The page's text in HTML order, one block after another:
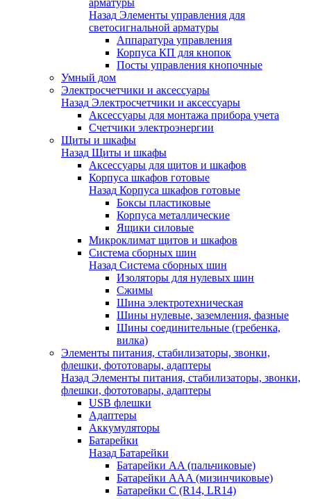
арматуры
Назад Элементы управления для
светосигнальной арматуры
Аппаратура управления
Корпуса КП для кнопок
Посты управления кнопочные
Умный дом
Электросчетчики и аксессуары
Назад Электросчетчики и аксессуары
Аксессуары для монтажа прибора учета
Счетчики электроэнергии
Щиты и шкафы
Назад Щиты и шкафы
Аксессуары для щитов и шкафов
Корпуса шкафов готовые
Назад Корпуса шкафов готовые
Боксы пластиковые
Корпуса металлические
Ящики силовые
Микроклимат щитов и шкафов
Система сборных шин
Назад Система сборных шин
Изоляторы для нулевых шин
Сжимы
Шина электротехническая
Шины нулевые, заземления, фазные
Шины соединительные (гребенка,
вилка)
Элементы питания, стабилизаторы, звонки,
флешки, фототовары, адаптеры
Назад Элементы питания, стабилизаторы, звонки,
флешки, фототовары, адаптеры
USB флешки
Адаптеры
Аккумуляторы
Батарейки
Назад Батарейки
Батарейки AA (пальчиковые)
Батарейки AAA (мизинчиковые)
Батарейки C (R14, LR14)